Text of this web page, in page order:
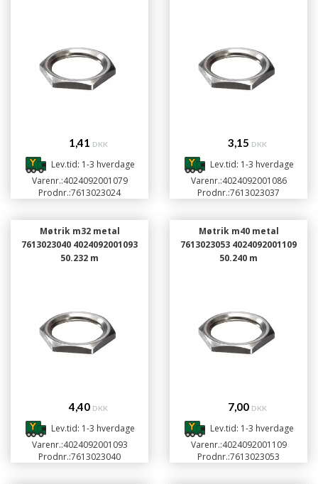
1,41 DKK
Lev.tid: 1-3 hverdage
Varenr.:4024092001079
Prodnr.:7613023024
3,15 DKK
Lev.tid: 1-3 hverdage
Varenr.:4024092001086
Prodnr.:7613023037
Møtrik m32 metal
7613023040 4024092001093
50.232 m
4,40 DKK
Lev.tid: 1-3 hverdage
Varenr.:4024092001093
Prodnr.:7613023040
Møtrik m40 metal
7613023053 4024092001109
50.240 m
7,00 DKK
Lev.tid: 1-3 hverdage
Varenr.:4024092001109
Prodnr.:7613023053